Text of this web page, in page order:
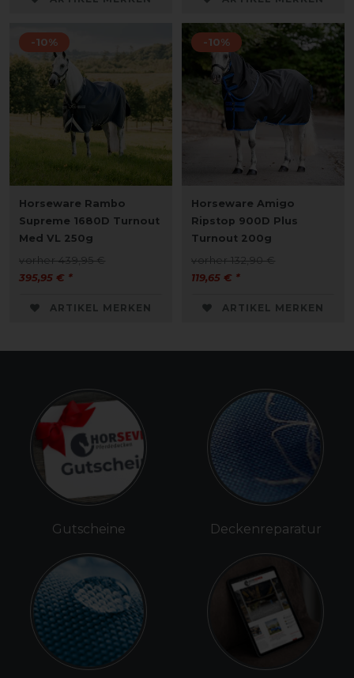
-10%
Horseware Rambo
Supreme 1680D Turnout
Med VL 250g
vorher 439,95 €
395,95 € *
ARTIKEL MERKEN
-10%
Horseware Amigo
Ripstop 900D Plus
Turnout 200g
vorher 132,90 €
119,65 € *
ARTIKEL MERKEN
Gutscheine Deckenreparatur